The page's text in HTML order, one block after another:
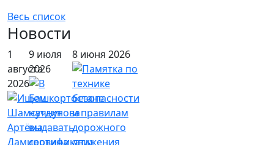
Весь список
Новости
1
августа
2026
9 июля
2026
8 июня 2026